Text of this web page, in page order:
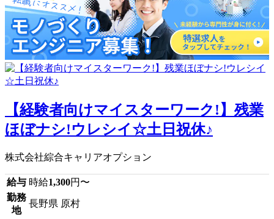
【経験者向けマイスターワーク!】残業
ほぼナシ!ウレシイ☆土日祝休♪
株式会社綜合キャリアオプション
給与 時給1,300円〜
勤務
地
長野県 原村